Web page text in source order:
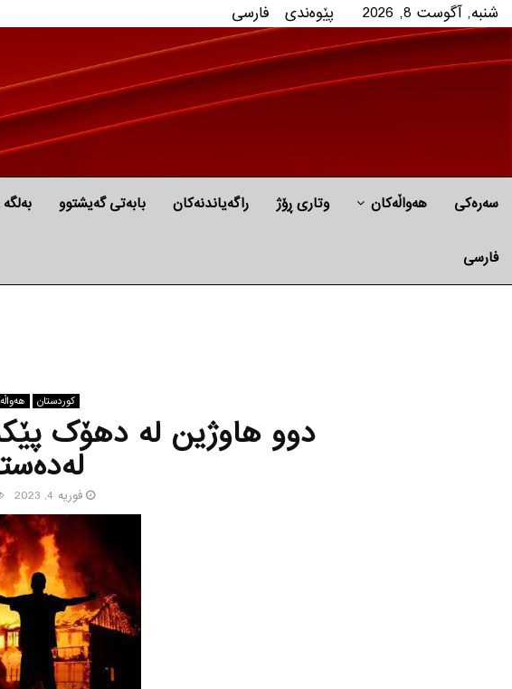
شنبه, آگوست 8, 2026 پێوه‌ندی فارسی
سەرەکی هه‌واڵه‌کان وتاری ڕۆژ راگه‌یاندنه‌كان بابه‌تی گه‌یشتوو
فارسی
كوردستان
دوو هاوژین لە دهۆک
فوریه 4, 2023